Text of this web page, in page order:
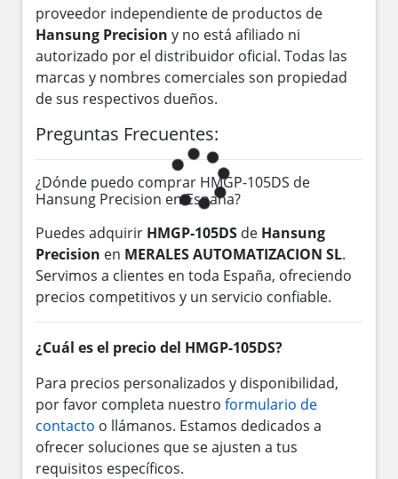
proveedor independiente de productos de
Hansung Precision y no está afiliado ni
autorizado por el distribuidor oficial. Todas las
marcas y nombres comerciales son propiedad
de sus respectivos dueños.
Preguntas Frecuentes:
¿Dónde puedo comprar HMGP-105DS de
Hansung Precision en España?
Puedes adquirir HMGP-105DS de Hansung
Precision en MERALES AUTOMATIZACION SL.
Servimos a clientes en toda España, ofreciendo
precios competitivos y un servicio confiable.
¿Cuál es el precio del HMGP-105DS?
Para precios personalizados y disponibilidad,
por favor completa nuestro formulario de
contacto o llámanos. Estamos dedicados a
ofrecer soluciones que se ajusten a tus
requisitos específicos.